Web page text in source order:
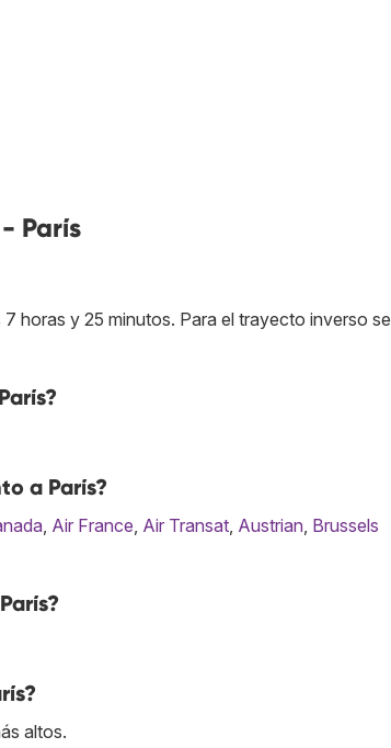
París
horas y 25 minutos. Para el trayecto inverso se
a París?
, Air France, Air Transat, Austrian, Brussels
altos.